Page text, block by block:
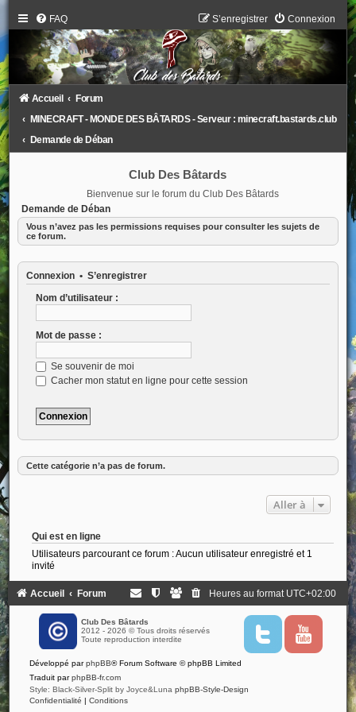
FAQ Connexion
S’enregistrer
Accueil
Forum
MINECRAFT - MONDE DES BÂTARDS - Serveur : minecraft.bastards.club
Demande de Déban
Club Des Bâtards
Bienvenue sur le forum du Club Des Bâtards
Demande de Déban
Vous n’avez pas les permissions requises pour consulter les sujets de
ce forum.
Connexion• S’enregistrer
Nom d’utilisateur :
Mot de passe :
Se souvenir de moi
Cacher mon statut en ligne pour cette session
Cette catégorie n’a pas de forum.
Aller à
Qui est en ligne
Utilisateurs parcourant ce forum : Aucun utilisateur enregistré et 1
invité
Accueil Forum Heures au format UTC+02:00
Club Des Bâtards
2012 - 2026 © Tous droits réservés
Toute reproduction interdite
T
i
Y
u
Développé parphpBB® Forum Software © phpBB Limited
Traduit parphpBB-fr.com
Style: Black-Silver-Split by Joyce&Luna phpBB-Style-Design
Confidentialité | Conditions